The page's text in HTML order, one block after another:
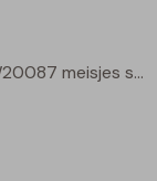
Bridget W20087 meisjes sweatshirt Wijnrood